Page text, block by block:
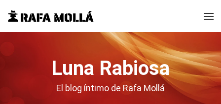
Luna Rabiosa
El blog íntimo de Rafa Mollá